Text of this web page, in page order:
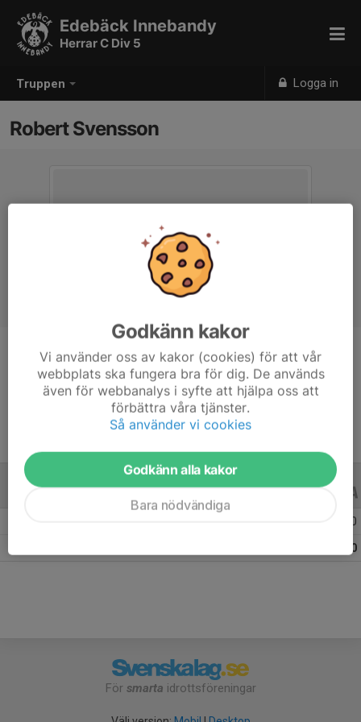
Truppen Logga in
Edebäck Innebandy
Herrar C Div 5
Robert Svensson
Position
-
38 år
0
0
För smarta idrottsföreningar
Godkänn kakor
Vi använder oss av kakor (cookies) för att vår
webbplats ska fungera bra för dig. De används
även för webbanalys i syfte att hjälpa oss att
förbättra våra tjänster.
Så använder vi cookies
Godkänn alla kakor
Bara nödvändiga